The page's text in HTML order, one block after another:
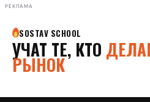
РЕКЛАМА